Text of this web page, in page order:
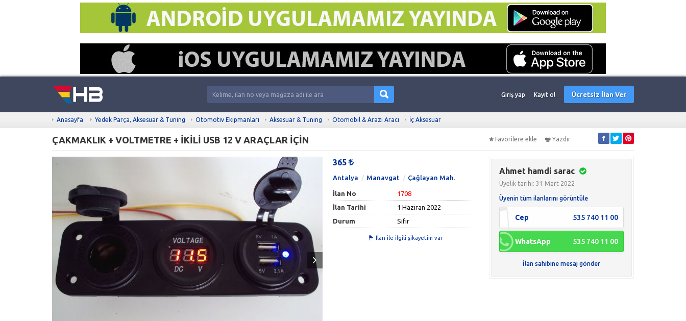
Giriş yap Kayıt ol Ücretsiz İlan Ver
Anasayfa Yedek Parça, Aksesuar & Tuning Otomotiv Ekipmanları Aksesuar & Tuning Otomobil & Arazi Aracı İç Aksesuar
ÇAKMAKLIK + VOLTMETRE + İKİLİ USB 12 V ARAÇLAR İÇİN Favorilere ekle Yazdır
365
Antalya Manavgat Çağlayan Mah.
İlan No
1708
İlan Tarihi
1 Haziran 2022
Durum
Sıfır
İlan ile ilgili şikayetim var
Ahmet hamdi sarac
Üyelik tarihi: 31 Mart 2022
Üyenin tüm ilanlarını görüntüle
Cep 535 740 11 00
WhatsApp 535 740 11 00
İlan sahibine mesaj gönder